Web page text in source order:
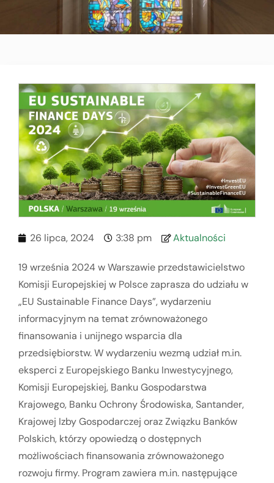
26 lipca, 2024 3:38 pm Aktualności
19 września 2024 w Warszawie przedstawicielstwo
Komisji Europejskiej w Polsce zaprasza do udziału w
„EU Sustainable Finance Days”, wydarzeniu
informacyjnym na temat zrównoważonego
finansowania i unijnego wsparcia dla
przedsiębiorstw. W wydarzeniu wezmą udział m.in.
eksperci z Europejskiego Banku Inwestycyjnego,
Komisji Europejskiej, Banku Gospodarstwa
Krajowego, Banku Ochrony Środowiska, Santander,
Krajowej Izby Gospodarczej oraz Związku Banków
Polskich, którzy opowiedzą o dostępnych
możliwościach finansowania zrównoważonego
rozwoju firmy. Program zawiera m.in. następujące